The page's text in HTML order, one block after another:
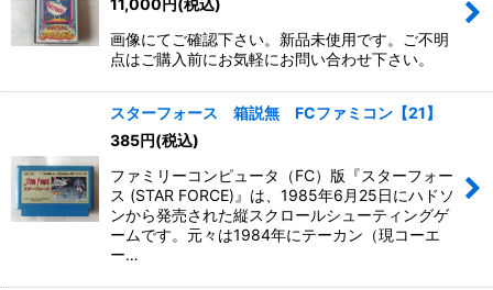
画像にてご確認下さい。新品未使用です。ご不明
点はご購入前にお気軽にお問い合わせ下さい。
スターフォース 箱説無 FCファミコン【21】
385円(税込)
ファミリーコンピュータ（FC）版『スターフォー
ス (STAR FORCE)』は、1985年6月25日にハドソ
ンから発売された縦スクロールシューティングゲ
ームです。元々は1984年にテーカン（現コーエ
ー…